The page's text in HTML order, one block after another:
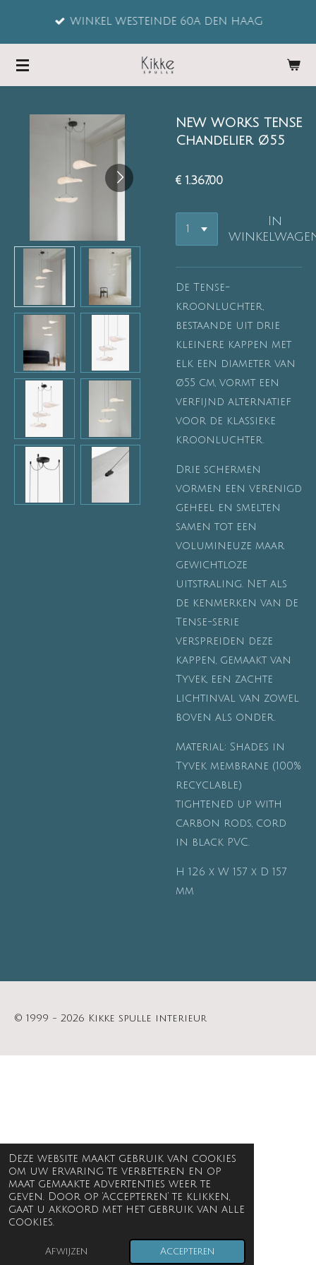
Deze website maakt gebruik van cookies
om uw ervaring te verbeteren en op
maat gemaakte advertenties weer te
geven. Door op ‘Accepteren’ te klikken,
gaat u akkoord met het gebruik van alle
cookies.
Afwijzen Accepteren
de
WINKEL WESTEINDE 60A DEN HAAG
NEW WORKS TENSE
Chandelier Ø55
€ 1.367,00
In
De Tense-
kroonluchter,
bestaande uit drie
kleinere kappen met
elk een diameter van
ø55 cm, vormt een
verfijnd alternatief
voor de klassieke
kroonluchter.
Drie schermen
vormen een verenigd
geheel en smelten
samen tot een
volumineuze maar
gewichtloze
uitstraling. Net als
de kenmerken van de
Tense-serie
verspreiden deze
kappen, gemaakt van
Tyvek, een zachte
lichtinval van zowel
boven als onder.
Material: Shades in
Tyvek membrane (100%
recyclable)
tightened up with
carbon rods, cord
in black PVC.
H 126 x W 157 x D 157
mm
© 1999 - 2026 Kikke spulle interieur